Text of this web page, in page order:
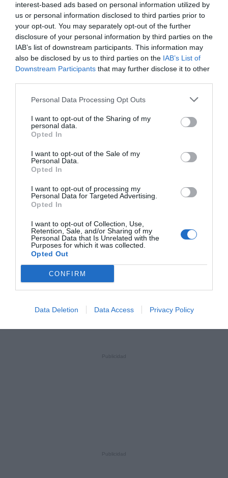
interest-based ads based on personal information utilized by
us or personal information disclosed to third parties prior to
your opt-out. You may separately opt-out of the further
disclosure of your personal information by third parties on the
IAB’s list of downstream participants. This information may
also be disclosed by us to third parties on the IAB’s List of
Downstream Participants that may further disclose it to other
Personal Data Processing Opt Outs
I want to opt-out of the Sharing of my
personal data.
Opted In
I want to opt-out of the Sale of my
Personal Data.
Opted In
I want to opt-out of processing my
Personal Data for Targeted Advertising.
Opted In
I want to opt-out of Collection, Use,
Retention, Sale, and/or Sharing of my
Personal Data that Is Unrelated with the
Purposes for which it was collected.
Opted Out
CONFIRM
Data Deletion Data Access Privacy Policy